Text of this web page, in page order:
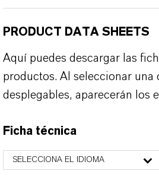
PRODUCT DATA SHEETS
Aquí puedes descargar las
productos. Al seleccionar una
desplegables, aparecerán los
Ficha técnica
SELECCIONA EL IDIOMA